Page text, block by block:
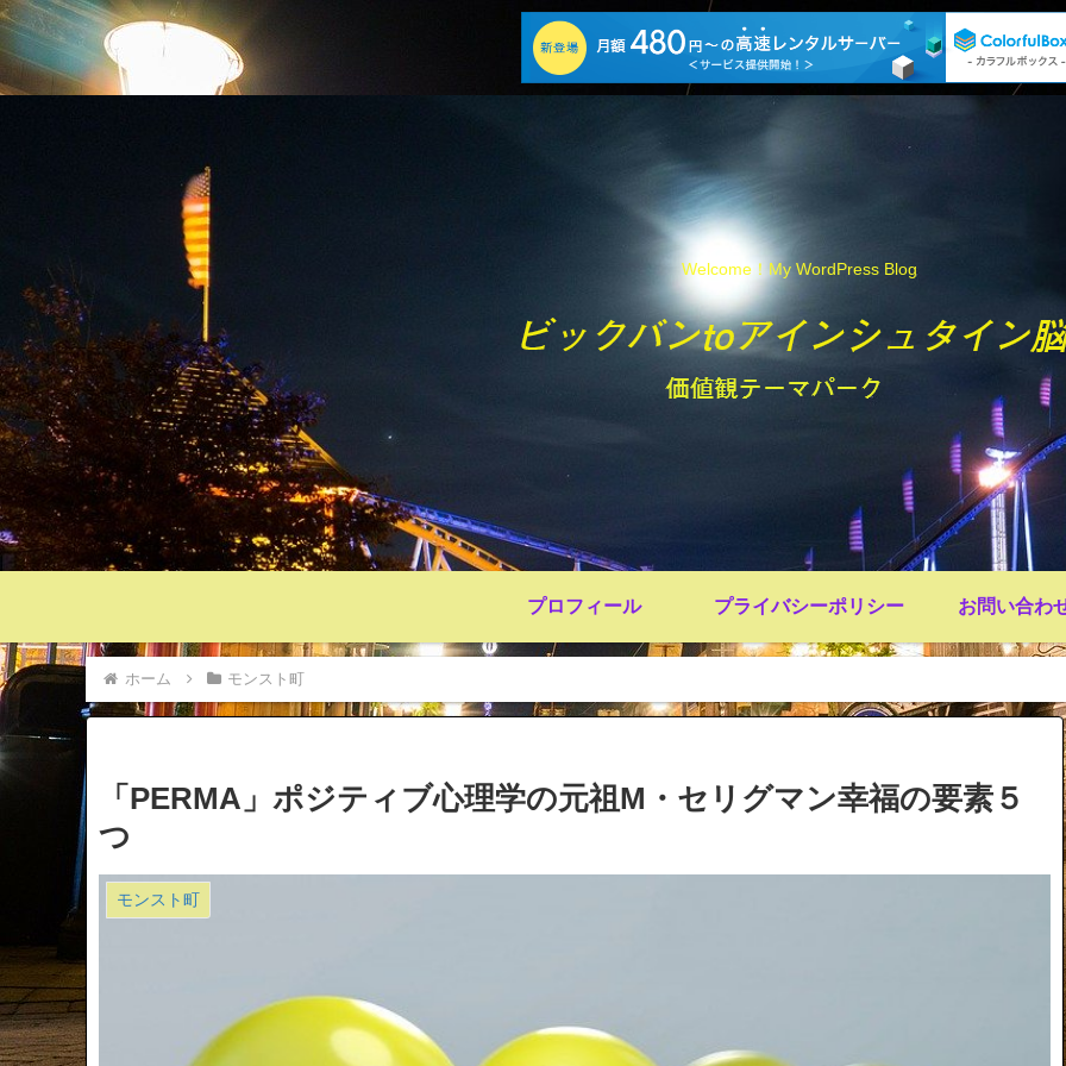
Welcome！My WordPress Blog
プロフィール プライバシーポリシー お問い合わ
ホーム モンスト町
「PERMA」ポジティブ心理学の元祖M・セリグマン幸福の要素５
つ
モンスト町